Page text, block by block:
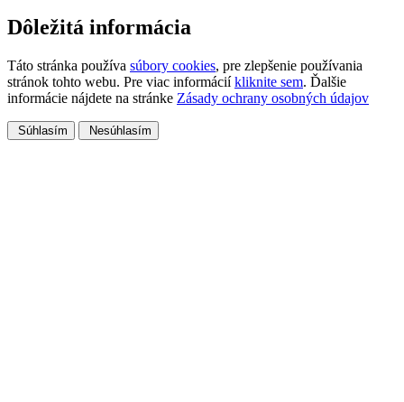
Dôležitá informácia
Táto stránka používa súbory cookies, pre zlepšenie používania
stránok tohto webu. Pre viac informáciíkliknite sem. Ďalšie
informácie nájdete na stránke Zásady ochrany osobných údajov
Súhlasím Nesúhlasím